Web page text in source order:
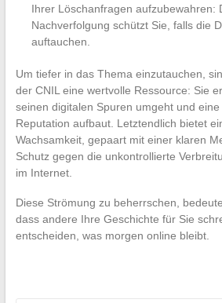
Ihrer Löschanfragen aufzubewahren:
Nachverfolgung schützt Sie, falls die
auftauchen.
Um tiefer in das Thema einzutauchen,
der CNIL eine wertvolle Ressource: Sie
seinen digitalen Spuren umgeht und
Reputation aufbaut. Letztendlich bietet
Wachsamkeit, gepaart mit einer klaren
Schutz gegen die unkontrollierte
im Internet.
Diese Strömung zu beherrschen,
dass andere Ihre Geschichte für Sie
entscheiden, was morgen online bleibt.